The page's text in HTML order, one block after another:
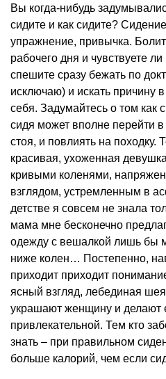
Вы когда-нибудь
сидите и как сидите?
упражнение, привычка.
рабочего дня и чувствуете
спешите сразу бежать по
исключаю) и искать причину
себя. Задумайтесь о том как
сидя может вполне перейти
стоя, и повлиять на походку.
красивая, ухоженная
кривыми коленями,
взглядом, устремленным в
детстве я совсем не знала
мама мне бесконечно
одежду с вешалкой лишь бы
ниже колен… Постепенно,
приходит приходит
ясный взгляд, лебединая
украшают женщину и делают
привлекательной. Тем кто
знать – при правильном
больше калорий, чем если